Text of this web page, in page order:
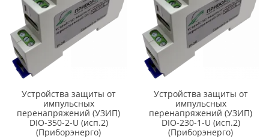
Устройства защиты от
импульсных
перенапряжений (УЗИП)
DIO-350-2-U (исп.2)
(Приборэнерго)
Устройства защиты от
импульсных
перенапряжений (УЗИП)
DIO-230-1-U (исп.2)
(Приборэнерго)